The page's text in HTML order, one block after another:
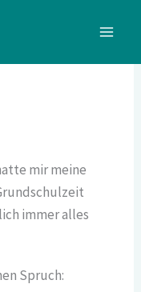
mir meine
immer alles
Spruch: